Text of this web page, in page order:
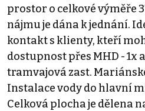
prostor o celkové výměře
nájmu je dána k jednání.
kontakt s klienty, kteří
dostupnost přes MHD - 1x
tramvajová zast.
Instalace vody do hlavní
Celková plocha je dělena